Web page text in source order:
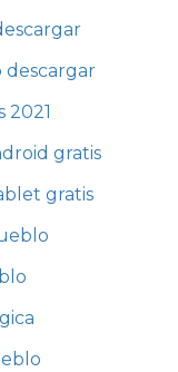
descargar
2021
gratis
gratis